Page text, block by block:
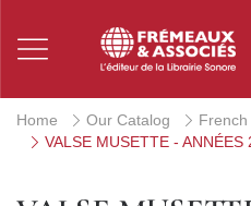
Home Our Catalog French
VALSE MUSETTE - ANNÉES